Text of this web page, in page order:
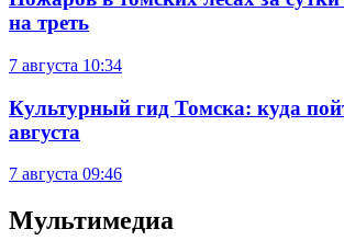
на треть
7 августа 10:34
Культурный гид Томска: куда
августа
7 августа 09:46
Мультимедиа